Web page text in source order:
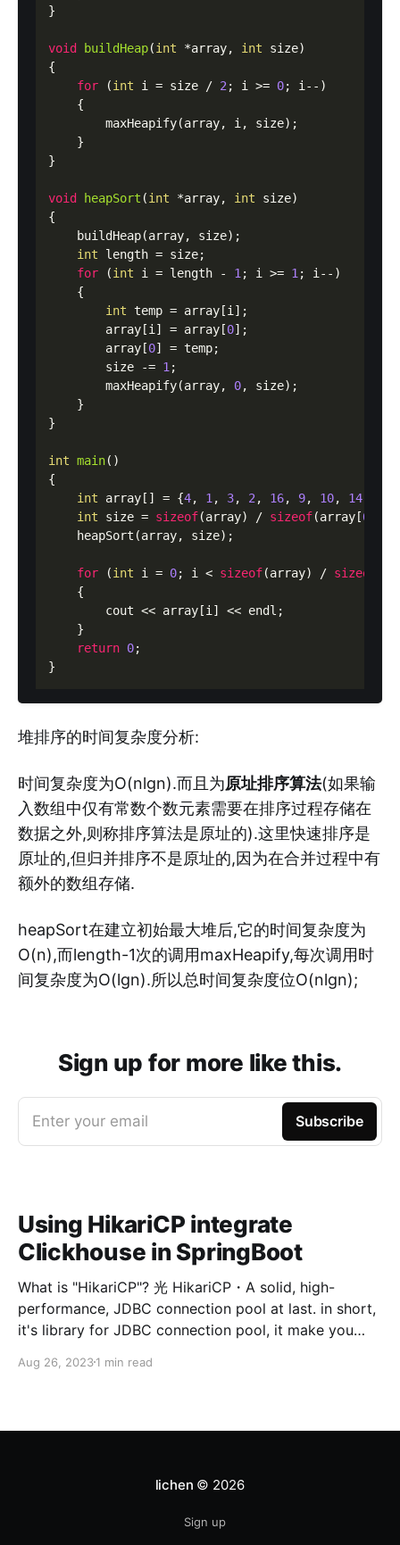
}
void buildHeap(int *array, int size)
{
for (int i = size / 2 ; i >= 0; i--)
    {
        maxHeapify(array, i, size);
    }
}
void heapSort (int *array, int size)
{
    buildHeap(array, size);
int length = size;
for (int i = length - 1 ; i >= 1 ; i--)
    {
int temp = array[i];
        array[i] = array[
0];
        array[
0] = temp;
        size -=
1 ;
        maxHeapify(array,
0, size);
    }
}
int main()
{
int array[] = {4, 1 , 3, 2 , 16, 9, 10, 14
int size = sizeof(array) / sizeof(array[0
    heapSort(array, size);
for (int i = 0; i < sizeof(array) / sizeof
    {
        cout << array[i] << endl;
    }
return 0;
堆排序的时间复杂度分析:
时间复杂度为O(nlgn).而且为原址排序算法(如果输
入数组中仅有常数个数元素需要在排序过程存储在
数据之外,则称排序算法是原址的).这里快速排序是
原址的,但归并排序不是原址的,因为在合并过程中有
额外的数组存储.
heapSort在建立初始最大堆后,它的时间复杂度为
O(n),而length-1次的调用maxHeapify,每次调用时
间复杂度为O(lgn).所以总时间复杂度位O(nlgn);
Sign up for more like this.
Enter your email Subscribe
Using HikariCP integrate
Clickhouse in SpringBoot
What is "HikariCP"? 光 HikariCP・A solid, high-
performance, JDBC connection pool at last. in short,
it's library for JDBC connection pool, it make you
HikariCP integrate Clickhouse, there are three steps.
Aug 26, 20231 min read
lichen © 2026
Sign up